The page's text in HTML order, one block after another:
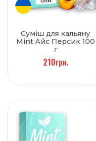
Суміш для кальяну
Mint Айс Персик 100
г
210грн.